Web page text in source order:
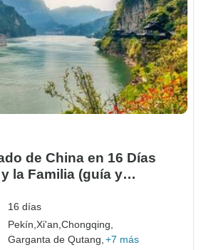
de China en 16 Días
la Familia (guía y
16 días
Pekín,Xi'an,Chongqing,
Garganta de Qutang, +7 más